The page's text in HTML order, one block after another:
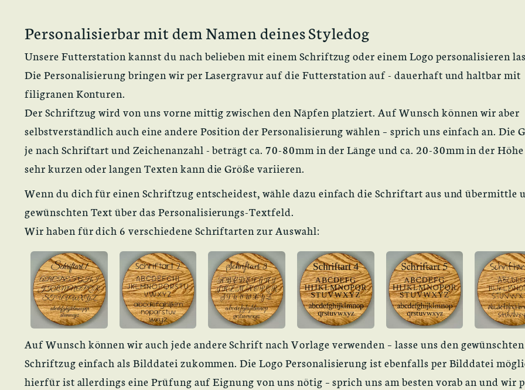
Personalisierbar mit dem Namen deines Styledog
Unsere Futterstation kannst du nach belieben mit einem Schriftzug oder einem Logo personalisieren
Die Personalisierung bringen wir per Lasergravur auf die Futterstation auf - dauerhaft und haltbar mit
filigranen Konturen.
Der Schriftzug wird von uns vorne mittig zwischen den Näpfen platziert. Auf Wunsch können wir aber
selbstverständlich auch eine andere Position der Personalisierung wählen – sprich uns einfach an. Die
je nach Schriftart und Zeichenanzahl - beträgt ca. 70-80mm in der Länge und ca. 20-30mm in der Höhe
sehr kurzen oder langen Texten kann die Größe variieren.
Wenn du dich für einen Schriftzug entscheidest, wähle dazu einfach die Schriftart aus und übermittle
gewünschten Text über das Personalisierungs-Textfeld.
Wir haben für dich 6 verschiedene Schriftarten zur Auswahl:
Auf Wunsch können wir auch jede andere Schrift nach Vorlage verwenden – lasse uns den gewünschten
Schriftzug einfach als Bilddatei zukommen. Die Logo Personalisierung ist ebenfalls per Bilddatei
hierfür ist allerdings eine Prüfung auf Eignung von uns nötig – sprich uns am besten vorab an und wir